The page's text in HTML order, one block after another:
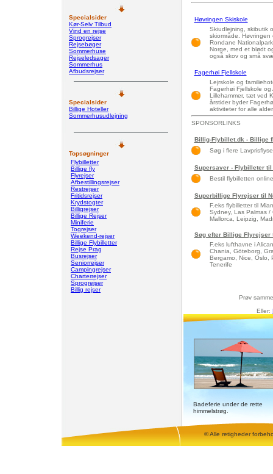
Specialsider
Kør-Selv Tilbud
Vind en rejse
Sprogrejser
Rejsebøger
Sommerhuse
Rejseledsager
Sommerhus
Afbudsrejser
Specialsider
Billige Hoteller
Sommerhusudlejning
Topsøgninger
Flybilletter
Billige fly
Flyrejser
Afbestillingsrejser
Restrejser
Fritidsrejser
Krydstogter
Billigrejser
Billige Rejser
Miniferie
Togrejser
Weekend-rejser
Billige Flybilletter
Rejse Prag
Busrejser
Seniorrejser
Campingrejser
Charterrejser
Sprogrejser
Billig rejser
Høvringen Skiskole
Skiudlejning, skibutik
skiområde.
Rondane
Norge, med et blødt
også skov og små
Fagerhøi Fjellskole
Lejrskole og
Fagerhøi Fjellskole
Lillehammer, tæt ved
årstider byder
aktiviteter for alle
SPONSORLINKS
Billig-Flybillet.dk - Billige
Søg i flere
Supersaver - Flybilleter
Bestil flybilletten
Superbillige Flyrejser til
F.eks flybilletter til
Sydney, Las Palmas /
Mallorca, Leipzig,
Søg efter Billige Flyrejser
F.eks lufthavne i
Chania, Göteborg,
Bergamo, Nice, Oslo,
Tenerife
Prøv
Eller:
Badeferie under de rette
himmelstrøg.
© Alle retigheder